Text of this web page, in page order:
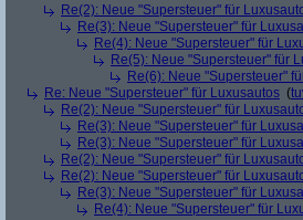
Re(2): Neue "Supersteuer" für
Re(3): Neue "Supersteuer" für
Re(4): Neue "Supersteuer" für
Re(5): Neue "Supersteuer" für
Re(6): Neue "Supersteuer"
Re: Neue "Supersteuer" für Luxusautos (
Re(2): Neue "Supersteuer" für
Re(3): Neue "Supersteuer" für
Re(3): Neue "Supersteuer" für
Re(2): Neue "Supersteuer" für
Re(2): Neue "Supersteuer" für
Re(3): Neue "Supersteuer" für
Re(4): Neue "Supersteuer" für